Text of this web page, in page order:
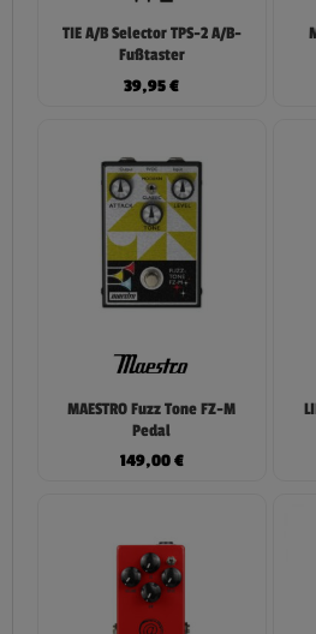
TIE A/B Selector TPS-2 A/B-
Fußtaster
39,95€
MAESTRO Fuzz Tone FZ-M
Pedal
149,00€